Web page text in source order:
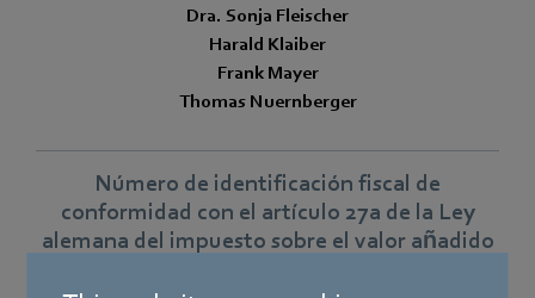
Dra. Sonja Fleischer
Harald Klaiber
Frank Mayer
Thomas Nuernberger
Número de identificación fiscal de
conformidad con el artículo 27a de la Ley
alemana del impuesto sobre el valor añadido